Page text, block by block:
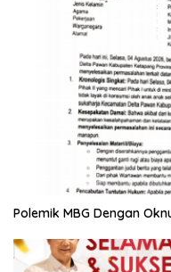
Polemik MBG Dengan